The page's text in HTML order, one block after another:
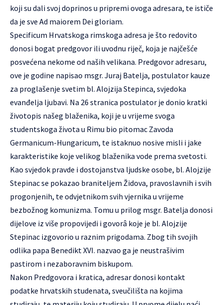
koji su dali svoj doprinos u pripremi ovoga adresara, te ističe
da je sve Ad maiorem Dei gloriam.
Specificum Hrvatskoga rimskoga adresa je što redovito
donosi bogat predgovor ili uvodnu riječ, koja je najčešće
posvećena nekome od naših velikana. Predgovor adresaru,
ove je godine napisao msgr. Juraj Batelja, postulator kauze
za proglašenje svetim bl. Alojzija Stepinca, svjedoka
evanđelja ljubavi. Na 26 stranica postulator je donio kratki
životopis našeg blaženika, koji je u vrijeme svoga
studentskoga života u Rimu bio pitomac Zavoda
Germanicum-Hungaricum, te istaknuo nosive misli i jake
karakteristike koje velikog blaženika vode prema svetosti.
Kao svjedok pravde i dostojanstva ljudske osobe, bl. Alojzije
Stepinac se pokazao braniteljem Židova, pravoslavnih i svih
progonjenih, te odvjetnikom svih vjernika u vrijeme
bezbožnog komunizma. Tomu u prilog msgr. Batelja donosi
dijelove iz više propovijedi i govorâ koje je bl. Alojzije
Stepinac izgovorio u raznim prigodama. Zbog tih svojih
odlika papa Benedikt XVI. nazvao ga je neustrašivim
pastirom i nezaboravnim biskupom.
Nakon Predgovora i kratica, adresar donosi kontakt
podatke hrvatskih studenata, sveučilišta na kojima